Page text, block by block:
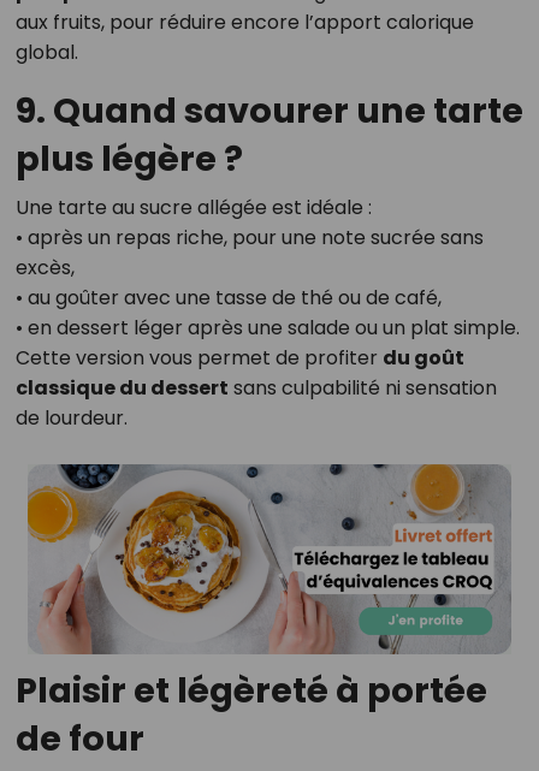
aux fruits, pour réduire encore l’apport calorique
global.
9. Quand savourer une tarte
plus légère ?
Une tarte au sucre allégée est idéale :
• après un repas riche, pour une note sucrée sans
excès,
• au goûter avec une tasse de thé ou de café,
• en dessert léger après une salade ou un plat simple.
Cette version vous permet de profiter du goût
classique du dessert sans culpabilité ni sensation
de lourdeur.
Plaisir et légèreté à portée
de four